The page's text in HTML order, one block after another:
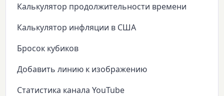
Калькулятор продолжительности времени
Калькулятор инфляции в США
Бросок кубиков
Добавить линию к изображению
Статистика канала YouTube